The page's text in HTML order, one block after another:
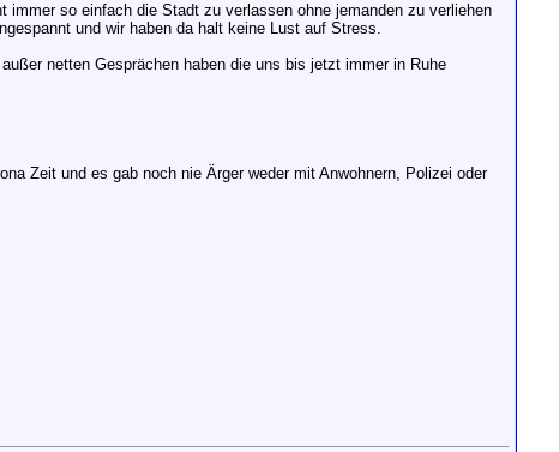
so einfach die Stadt zu verlassen ohne jemanden zu verliehen
und wir haben da halt keine Lust auf Stress.
netten Gesprächen haben die uns bis jetzt immer in Ruhe
Zeit und es gab noch nie Ärger weder mit Anwohnern, Polizei oder